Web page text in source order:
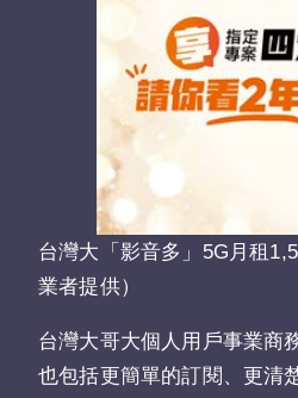
台灣大「影音多」5G月租
業者提供）
台灣大哥大個人用戶事業商
也包括更簡單的訂閱、更清